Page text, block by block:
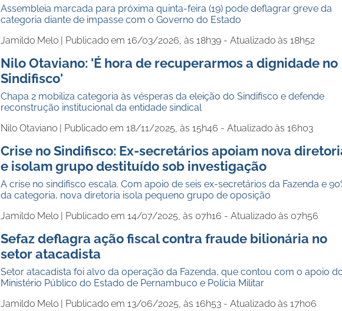
Assembleia marcada para próxima quinta-feira (19) pode deflagrar greve da
categoria diante de impasse com o Governo do Estado
Jamildo Melo | Publicado em 16/03/2026, às 18h39 - Atualizado às 18h52
Nilo Otaviano: 'É hora de recuperarmos a dignidade no
Sindifisco'
Chapa 2 mobiliza categoria às vésperas da eleição do Sindifisco e defende
reconstrução institucional da entidade sindical
Nilo Otaviano | Publicado em 18/11/2025, às 15h46 - Atualizado às 16h03
Crise no Sindifisco: Ex-secretários apoiam nova
e isolam grupo destituído sob investigação
A crise no sindifisco escala. Com apoio de seis ex-secretários da Fazenda e
da categoria, nova diretoria isola pequeno grupo de oposição
Jamildo Melo | Publicado em 14/07/2025, às 07h16 - Atualizado às 07h56
Sefaz deflagra ação fiscal contra fraude bilionária no
setor atacadista
Setor atacadista foi alvo da operação da Fazenda, que contou com o apoio
Ministério Público do Estado de Pernambuco e Polícia Militar
Jamildo Melo | Publicado em 13/06/2025, às 16h53 - Atualizado às 17h06